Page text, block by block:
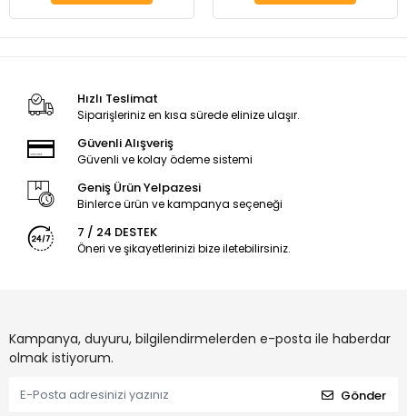
Hızlı Teslimat
Siparişleriniz en kısa sürede elinize ulaşır.
Güvenli Alışveriş
Güvenli ve kolay ödeme sistemi
Geniş Ürün Yelpazesi
Binlerce ürün ve kampanya seçeneği
7 / 24 DESTEK
Öneri ve şikayetlerinizi bize iletebilirsiniz.
Kampanya, duyuru, bilgilendirmelerden e-posta ile haberdar
olmak istiyorum.
Gönder